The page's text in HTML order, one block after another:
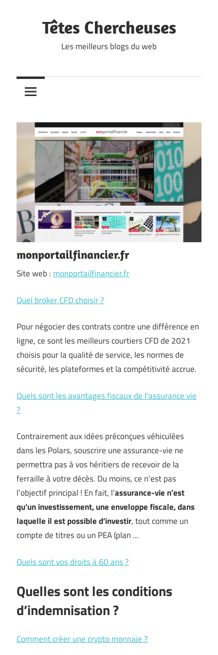
Têtes Chercheuses
Les meilleurs blogs du web
monportailfinancier.fr
Site web : monportailfinancier.fr
Quel broker CFD choisir ?
Pour négocier des contrats contre une différence en
ligne, ce sont les meilleurs courtiers CFD de 2021
choisis pour la qualité de service, les normes de
sécurité, les plateformes et la compétitivité accrue.
Quels sont les avantages fiscaux de l’assurance vie
?
Contrairement aux idées préconçues véhiculées
dans les Polars, souscrire une assurance-vie ne
permettra pas à vos héritiers de recevoir de la
ferraille à votre décès. Du moins, ce n’est pas
l’objectif principal ! En fait, l’assurance-vie n’est
qu’un investissement, une enveloppe fiscale, dans
laquelle il est possible d’investir, tout comme un
compte de titres ou un PEA (plan …
Quels sont vos droits à 60 ans ?
Quelles sont les conditions
d’indemnisation ?
Comment créer une crypto monnaie ?